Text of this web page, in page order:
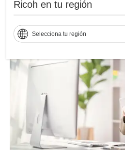
Ricoh en tu región
Selecciona tu región
Experiencia